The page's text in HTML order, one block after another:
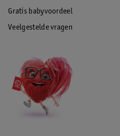
Gratis babyvoordeel
Veelgestelde vragen